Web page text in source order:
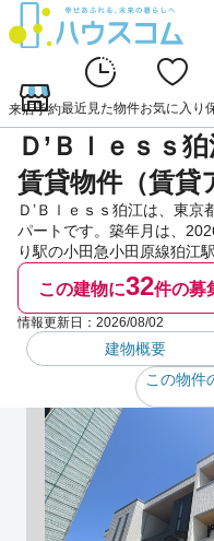
来店予約最近見た物件お気に入り
Ｄ’Ｂｌｅｓｓ
賃貸物件（賃貸
Ｄ’Ｂｌｅｓｓ狛江は、東
パートです。築年月は、
り駅の小田急小田原線狛江
この建物に32件の募
情報更新日： 2026/08/02
建物概要
この物件